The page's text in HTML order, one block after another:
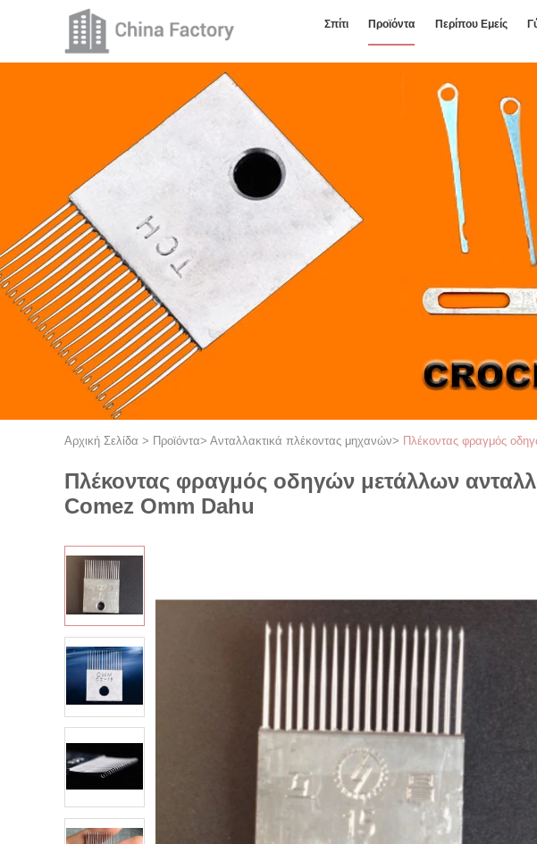
Σπίτι Προϊόντα Περίπου Εμείς
Αρχική Σελίδα > Προϊόντα> Ανταλλακτικά πλέκοντας μηχανών> Πλέκοντας φραγμός
Πλέκοντας φραγμός οδηγών μετάλλων
Comez Omm Dahu